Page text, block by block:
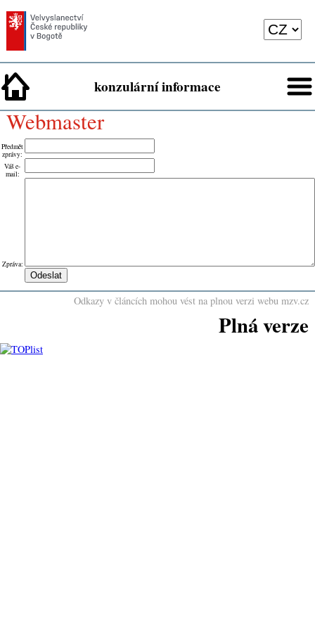
konzulární informace
webmaster
Předmět
zprávy:
Váš e-
mail:
Zpráva:
Odkazy v článcích mohou vést na plnou verzi webu mzv.cz
Plná verze